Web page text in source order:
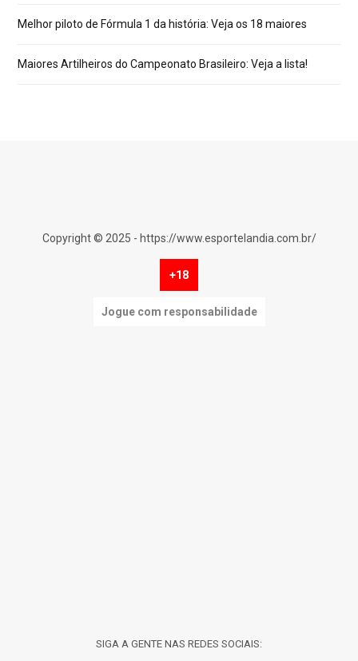
Melhor piloto de Fórmula 1 da história: Veja os 18 maiores
Maiores Artilheiros do Campeonato Brasileiro: Veja a lista!
Copyright © 2025 - https://www.esportelandia.com.br/
+18
Jogue com responsabilidade
SIGA A GENTE NAS REDES SOCIAIS: